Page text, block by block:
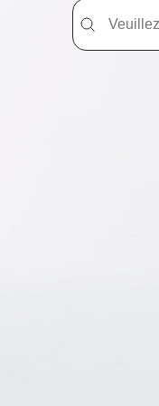
Trouver
Trouver un